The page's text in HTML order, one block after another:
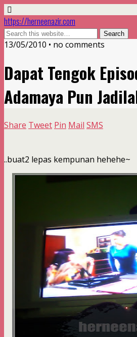
https://herneenazir.com
13/05/2010 • no comments
Dapat Tengok
Adamaya Pun
Share Tweet Pin Mail SMS
..buat2 lepas kempunan hehehe~